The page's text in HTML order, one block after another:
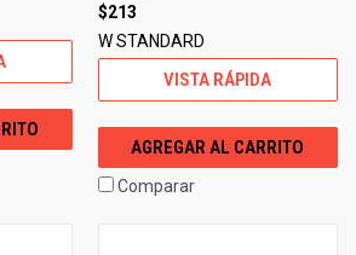
$213
W STANDARD
VISTA RÁPIDA
AGREGAR AL CARRITO
Comparar